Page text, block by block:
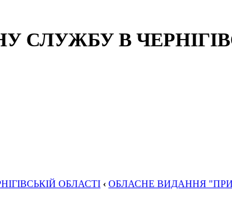
В
ОБЛАСТІ ‹ ОБЛАСНЕ ВИДАННЯ